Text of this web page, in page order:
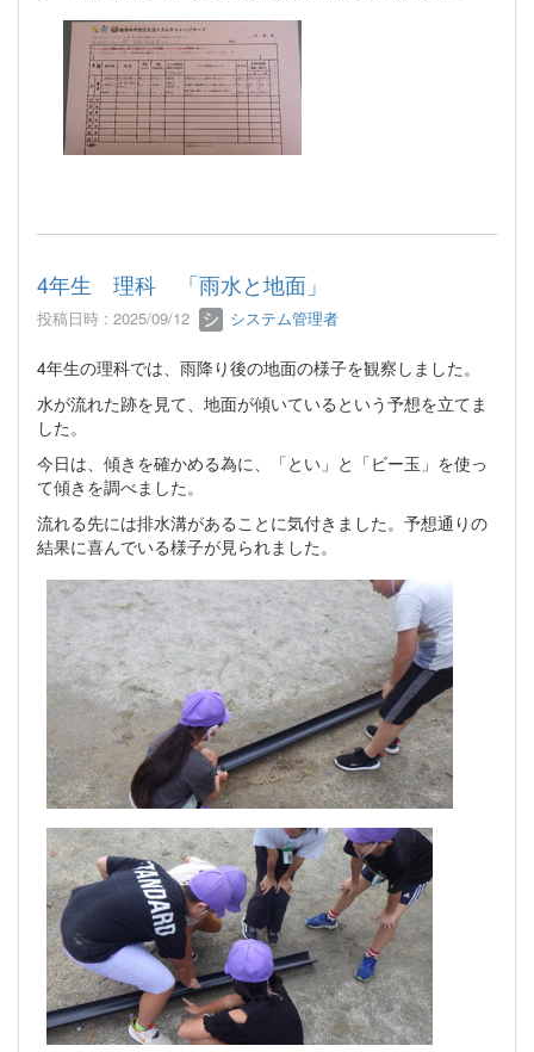
4年生 理科 「雨水と地面」
投稿日時 : 2025/09/12 システム管理者
4年生の理科では、雨降り後の地面の様子を観察しました。
水が流れた跡を見て、地面が傾いているという予想を立てま
した。
今日は、傾きを確かめる為に、「とい」と「ビー玉」を使っ
て傾きを調べました。
流れる先には排水溝があることに気付きました。予想通りの
結果に喜んでいる様子が見られました。